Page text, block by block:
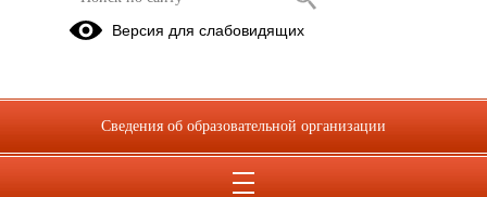
Политика конфиденциальности
творчества Пачелмского района, (далее – Администрация Сайта)
применяется при использовании в сети Интернет по адресу:
, далее Сайт
Версия для слабовидящих
Сведения об образовательной организации